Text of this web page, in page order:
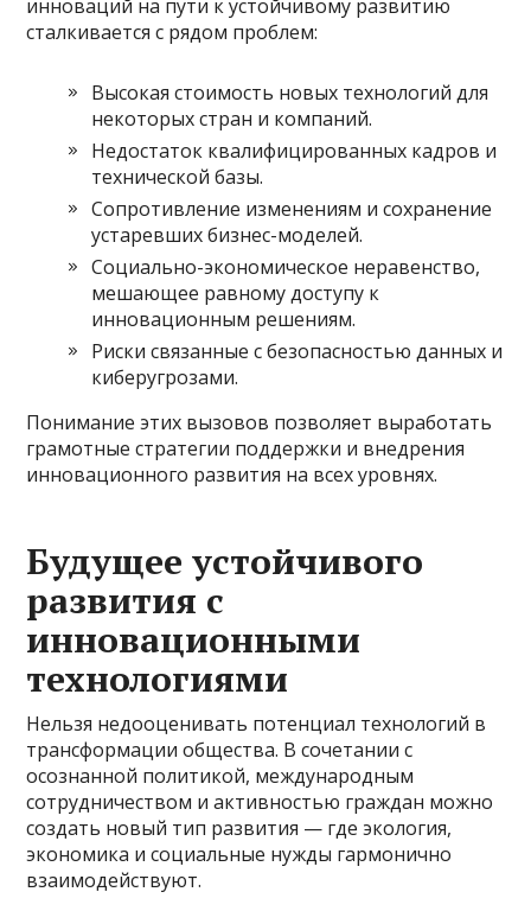
инноваций на пути к устойчивому развитию
сталкивается с рядом проблем:
Высокая стоимость новых технологий для
некоторых стран и компаний.
Недостаток квалифицированных кадров и
технической базы.
Сопротивление изменениям и сохранение
устаревших бизнес-моделей.
Социально-экономическое неравенство,
мешающее равному доступу к
инновационным решениям.
Риски связанные с безопасностью данных и
киберугрозами.
Понимание этих вызовов позволяет выработать
грамотные стратегии поддержки и внедрения
инновационного развития на всех уровнях.
Будущее устойчивого
развития с
инновационными
технологиями
Нельзя недооценивать потенциал технологий в
трансформации общества. В сочетании с
осознанной политикой, международным
сотрудничеством и активностью граждан можно
создать новый тип развития — где экология,
экономика и социальные нужды гармонично
взаимодействуют.